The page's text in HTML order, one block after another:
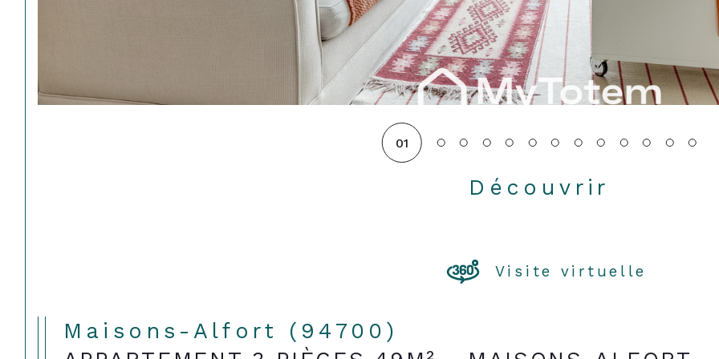
01
Découvrir
Visite virtuelle
Maisons-Alfort (94700)